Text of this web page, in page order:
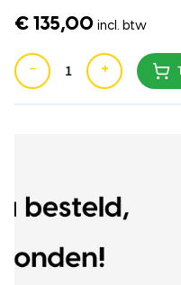
€ 135,00 incl. btw
− +